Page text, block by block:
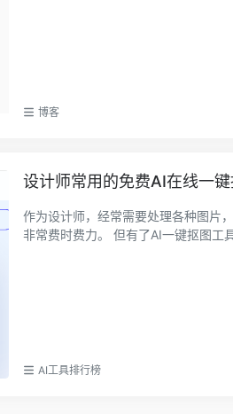
博客
设计师常用的免费AI在线一
作为设计师，经常需要处理各种图片，包括抠图、修图等等。 比如
非常费时费力。 但有了AI一键
AI工具排行榜